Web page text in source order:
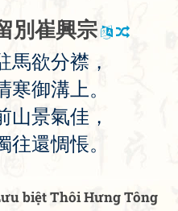
別崔興宗
馬欲分襟 ，
寒御溝 上。
山景氣佳 ，
往還惆悵。
biệt Thôi Hưng Tông